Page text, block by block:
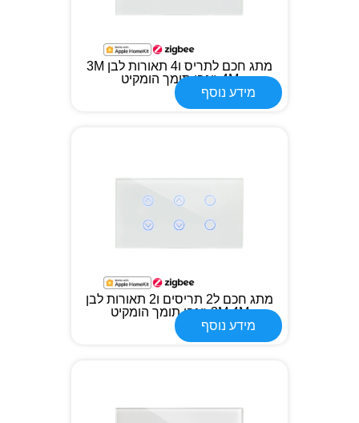
מתג חכם לתריס ו4 תאורות לבן 3M
4M זיגבי תומך הומקיט
מידע נוסף
מתג חכם ל2 תריסים ו2 תאורות לבן
3M 4M זיגבי תומך הומקיט
מידע נוסף